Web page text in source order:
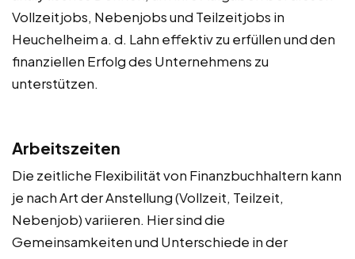
Vollzeitjobs, Nebenjobs und Teilzeitjobs in
Heuchelheim a. d. Lahn effektiv zu erfüllen und den
finanziellen Erfolg des Unternehmens zu
unterstützen.
Arbeitszeiten
Die zeitliche Flexibilität von Finanzbuchhaltern kann
je nach Art der Anstellung (Vollzeit, Teilzeit,
Nebenjob) variieren. Hier sind die
Gemeinsamkeiten und Unterschiede in der